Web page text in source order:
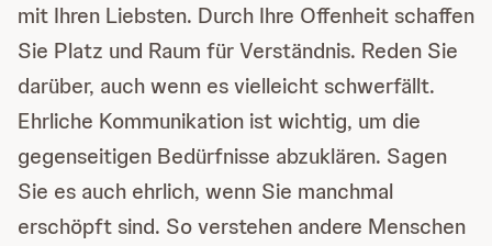
mit Ihren Liebsten. Durch Ihre Offenheit schaffen
Sie Platz und Raum für Verständnis. Reden Sie
darüber, auch wenn es vielleicht schwerfällt.
Ehrliche Kommunikation ist wichtig, um die
gegenseitigen Bedürfnisse abzuklären. Sagen
Sie es auch ehrlich, wenn Sie manchmal
erschöpft sind. So verstehen andere Menschen